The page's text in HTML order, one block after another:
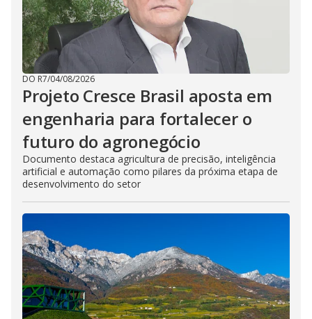
DO R7/04/08/2026
Projeto Cresce Brasil aposta em
engenharia para fortalecer o
futuro do agronegócio
Documento destaca agricultura de precisão, inteligência
artificial e automação como pilares da próxima etapa de
desenvolvimento do setor